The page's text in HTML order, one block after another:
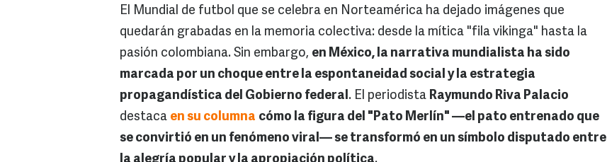
El Mundial de futbol que se celebra en Norteamérica ha dejado imágenes que
quedarán grabadas en la memoria colectiva: desde la mítica "fila vikinga" hasta la
pasión colombiana. Sin embargo, en México, la narrativa mundialista ha sido
marcada por un choque entre la espontaneidad social y la estrategia
propagandística del Gobierno federal. El periodista Raymundo Riva Palacio
destaca en su columna cómo la figura del "Pato Merlín" —el pato entrenado que
se convirtió en un fenómeno viral— se transformó en un símbolo disputado entre